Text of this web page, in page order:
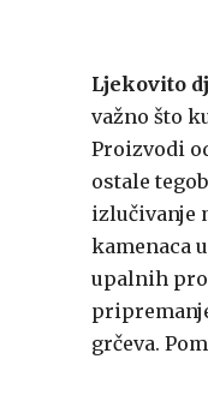
Ljekovito
važno što
Proizvodi
ostale
izlučivanje
kamenaca
upalnih
grčeva.